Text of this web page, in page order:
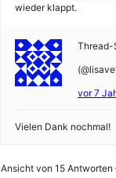
wieder klappt.
Thread-
vor 7
Vielen Dank nochmal!
Ansicht von 15